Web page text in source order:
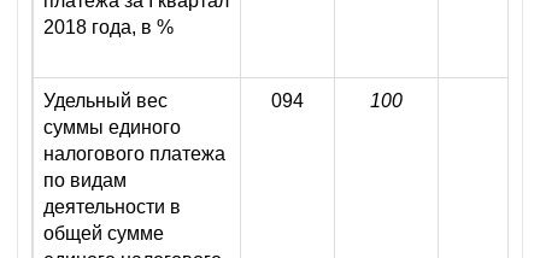
2018 года, в %
Удельный вес
суммы единого
налогового платежа
по видам
деятельности в
общей сумме
094 100